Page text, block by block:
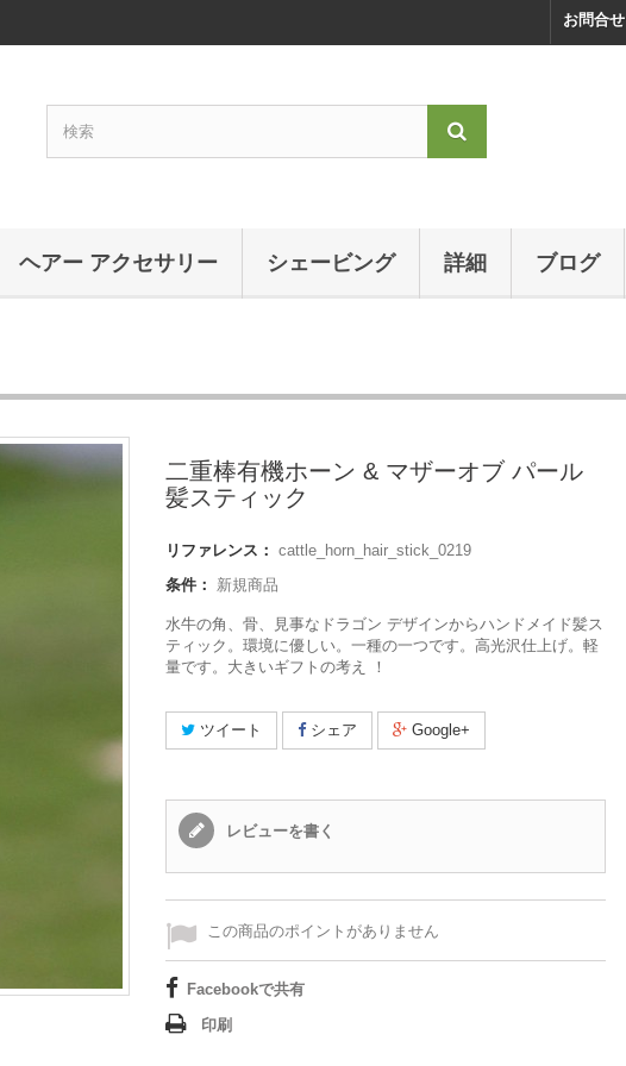
お問合せ
ヘアー アクセサリー シェービング 詳細 ブログ
二重棒有機ホーン & マザーオブ パール
髪スティック
リファレンス： cattle_horn_hair_stick_0219
条件：
新規商品
水牛の角、骨、見事なドラゴン デザインからハンドメイド髪ス
ティック。環境に優しい。一種の一つです。高光沢仕上げ。軽
量です。大きいギフトの考え ！
ツイート シェア Google+
レビューを書く
この商品のポイントがありません
Facebookで共有
印刷